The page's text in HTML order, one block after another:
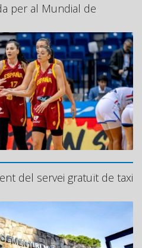
per al Mundial de
del servei gratuït de taxi